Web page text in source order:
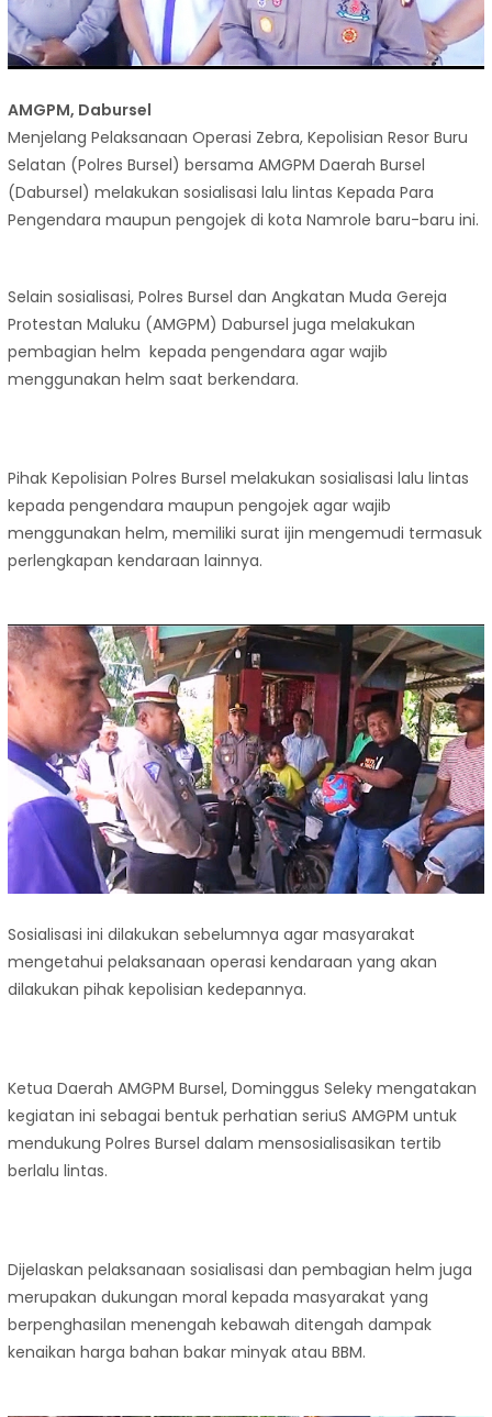
AMGPM, Dabursel
Menjelang Pelaksanaan Operasi Zebra, Kepolisian Resor Buru
Selatan (Polres Bursel) bersama AMGPM Daerah Bursel
(Dabursel) melakukan sosialisasi lalu lintas Kepada Para
Pengendara maupun pengojek di kota Namrole baru-baru ini.
Selain sosialisasi, Polres Bursel dan Angkatan Muda Gereja
Protestan Maluku (AMGPM) Dabursel juga melakukan
pembagian helm kepada pengendara agar wajib
menggunakan helm saat berkendara.
Pihak Kepolisian Polres Bursel melakukan sosialisasi lalu lintas
kepada pengendara maupun pengojek agar wajib
menggunakan helm, memiliki surat ijin mengemudi termasuk
perlengkapan kendaraan lainnya.
Sosialisasi ini dilakukan sebelumnya agar masyarakat
mengetahui pelaksanaan operasi kendaraan yang akan
dilakukan pihak kepolisian kedepannya.
Ketua Daerah AMGPM Bursel, Dominggus Seleky mengatakan
kegiatan ini sebagai bentuk perhatian seriuS AMGPM untuk
mendukung Polres Bursel dalam mensosialisasikan tertib
berlalu lintas.
Dijelaskan pelaksanaan sosialisasi dan pembagian helm juga
merupakan dukungan moral kepada masyarakat yang
berpenghasilan menengah kebawah ditengah dampak
kenaikan harga bahan bakar minyak atau BBM.